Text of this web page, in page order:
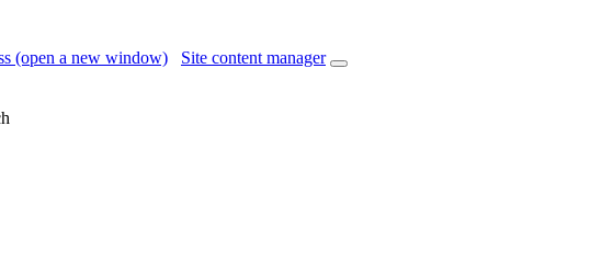
(open a new window) Site content manager